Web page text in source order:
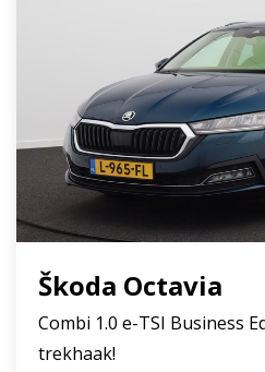
Škoda Octavia
Combi 1.0 e-TSI Business
trekhaak!